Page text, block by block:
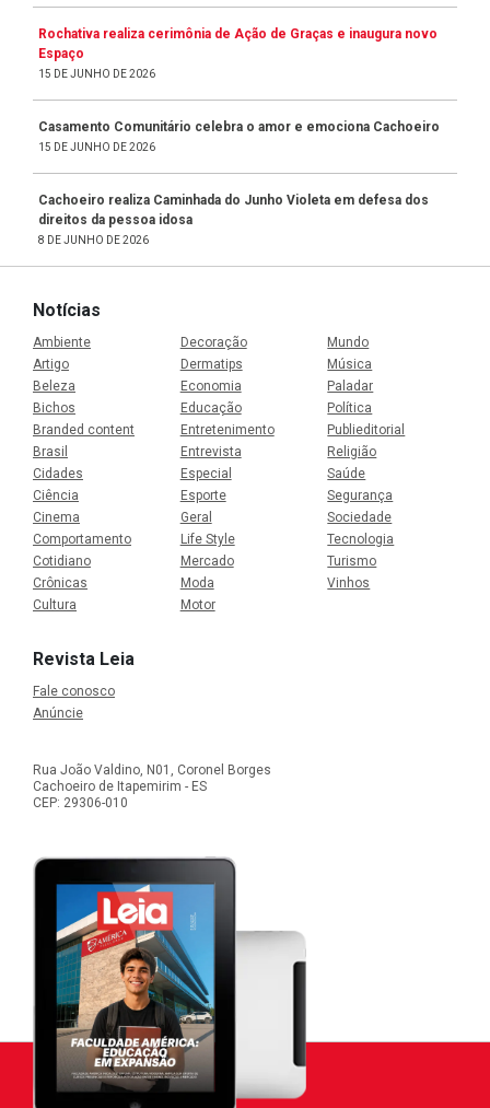
Rochativa realiza cerimônia de Ação de Graças e inaugura novo
Espaço
15 DE JUNHO DE 2026
Casamento Comunitário celebra o amor e emociona Cachoeiro
15 DE JUNHO DE 2026
Cachoeiro realiza Caminhada do Junho Violeta em defesa dos
direitos da pessoa idosa
8 DE JUNHO DE 2026
Notícias
Ambiente
Artigo
Beleza
Bichos
Branded content
Brasil
Cidades
Ciência
Cinema
Comportamento
Cotidiano
Crônicas
Cultura
Decoração
Dermatips
Economia
Educação
Entretenimento
Entrevista
Especial
Esporte
Geral
Life Style
Mercado
Moda
Motor
Mundo
Música
Paladar
Política
Publieditorial
Religião
Saúde
Segurança
Sociedade
Tecnologia
Turismo
Vinhos
Revista Leia
Fale conosco
Anúncie
Rua João Valdino, N01, Coronel Borges
Cachoeiro de Itapemirim - ES
CEP: 29306-010